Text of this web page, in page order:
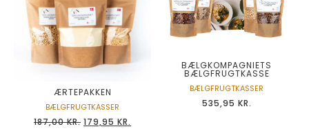
ÆRTEPAKKEN
BÆLGFRUGTKASSER
187,00KR. 179,95 KR.
BÆLGKOMPAGNIETS
BÆLGFRUGTKASSE
BÆLGFRUGTKASSER
535,95 KR.